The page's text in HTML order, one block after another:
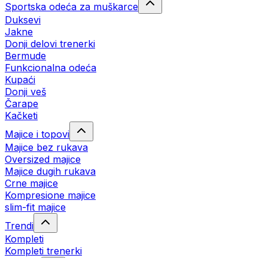
Sportska odeća za muškarce
Duksevi
Jakne
Donji delovi trenerki
Bermude
Funkcionalna odeća
Kupaći
Donji veš
Čarape
Kačketi
Majice i topovi
Majice bez rukava
Oversized majice
Majice dugih rukava
Crne majice
Kompresione majice
slim-fit majice
Trendi
Kompleti
Kompleti trenerki